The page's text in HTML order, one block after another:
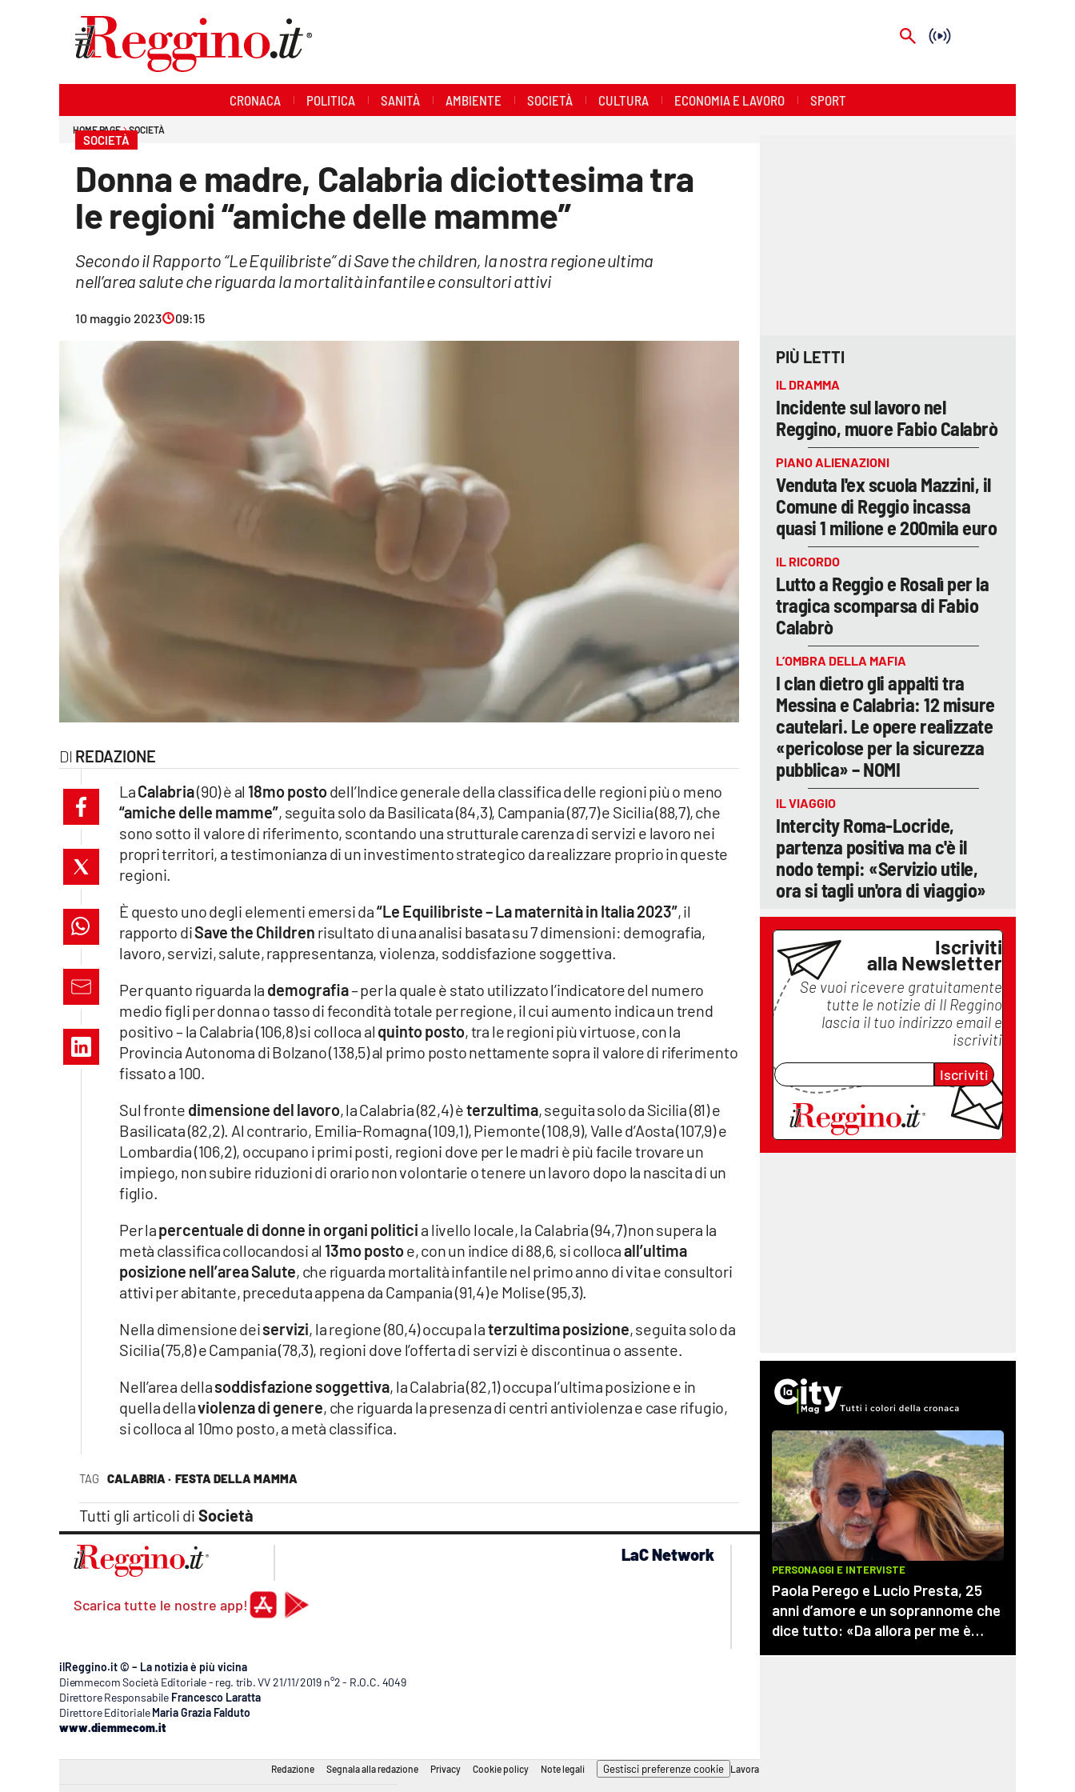
cosenzachannel.it
catanzarochannel.it
lacapitalenews.it
Vai
CRONACA POLITICA SANITÀ AMBIENTE SOCIETÀ CULTURA ECONOMIA E LAVORO SPORT
HOME PAGE SOCIETÀ
SOCIETÀ
Donna e madre, Calabria diciottesima tra
le regioni “amiche delle mamme”
Secondo il Rapporto “Le Equilibriste” di Save the children, la nostra regione ultima
nell’area salute che riguarda la mortalità infantile e consultori attivi
10 maggio 2023 09:15
REDAZIONE
TAG CALABRIA · FESTA DELLA MAMMA
Tutti gli articoli di Società
LaCalabria(90) è al 18mo postodell’Indice generale della classifica delle regioni più o meno
“amiche delle mamme”, seguita solo da Basilicata (84,3), Campania (87,7) e Sicilia (88,7), che
sono sotto il valore di riferimento, scontando una strutturale carenza di servizi e lavoro nei
propri territori, a testimonianza di un investimento strategico da realizzare proprio in queste
regioni.
È questo uno degli elementi emersi da“Le Equilibriste – La maternità in Italia 2023”, il
rapporto diSave the Children risultato di una analisi basata su 7 dimensioni: demografia,
lavoro, servizi, salute, rappresentanza, violenza, soddisfazione soggettiva.
Per quanto riguarda la demografia– per la quale è stato utilizzato l’indicatore del numero
medio figli per donna o tasso di fecondità totale per regione, il cui aumento indica un trend
positivo – la Calabria (106,8) si colloca al quinto posto, tra le regioni più virtuose, con la
Provincia Autonoma di Bolzano (138,5) al primo posto nettamente sopra il valore di riferimento
fissato a 100.
Sul fronte dimensione del lavoro, la Calabria (82,4) èterzultima, seguita solo da Sicilia (81) e
Basilicata (82,2). Al contrario, Emilia-Romagna (109,1), Piemonte (108,9), Valle d’Aosta (107,9) e
Lombardia (106,2), occupano i primi posti, regioni dove per le madri è più facile trovare un
impiego, non subire riduzioni di orario non volontarie o tenere un lavoro dopo la nascita di un
figlio.
Per lapercentuale di donne in organi politici a livello locale, la Calabria (94,7) non supera la
metà classifica collocandosi al 13mo postoe, con un indice di 88,6, si collocaall’ultima
posizione nell’area Salute, che riguarda mortalità infantile nel primo anno di vita e consultori
attivi per abitante, preceduta appena da Campania (91,4) e Molise (95,3).
Nella dimensione deiservizi, la regione (80,4) occupa laterzultima posizione, seguita solo da
Sicilia (75,8) e Campania (78,3), regioni dove l’offerta di servizi è discontinua o assente.
Nell’area dellasoddisfazione soggettiva, la Calabria (82,1) occupa l’ultima posizione e in
quella dellaviolenza di genere, che riguarda la presenza di centri antiviolenza e case rifugio,
si colloca al 10mo posto, a metà classifica.
PIÙ LETTI
IL DRAMMA
Incidente sul lavoro nel
Reggino, muore Fabio Calabrò
PIANO ALIENAZIONI
Venduta l'ex scuola Mazzini, il
Comune di Reggio incassa
quasi 1 milione e 200mila euro
IL RICORDO
Lutto a Reggio e Rosalì per la
tragica scomparsa di Fabio
Calabrò
L’OMBRA DELLA MAFIA
I clan dietro gli appalti tra
Messina e Calabria: 12 misure
cautelari. Le opere realizzate
«pericolose per la sicurezza
pubblica» – NOMI
IL VIAGGIO
Intercity Roma-Locride,
partenza positiva ma c'è il
nodo tempi: «Servizio utile,
ora si tagli un'ora di viaggio»
Iscriviti
alla Newsletter
Se vuoi ricevere gratuitamente
tutte le notizie di Il Reggino
lascia il tuo indirizzo email e
iscriviti
Iscriviti
Scarica tutte le nostre app!
LaC Network
lactv.it
laconair.it
lacitymag.it
lacapitalenews.it
cosenzachannel.it
ilvibonese.it
catanzarochannel.it
ilReggino.it © – La notizia è più vicina
Diemmecom Società Editoriale - reg. trib. VV 21/11/2019 n°2 - R.O.C. 4049
Direttore Responsabile Francesco Laratta
Direttore Editoriale Maria Grazia Falduto
www.diemmecom.it
Redazione Segnala alla redazione Privacy Cookie policy Note legali Gestisci preferenze cookie Lavora con noi